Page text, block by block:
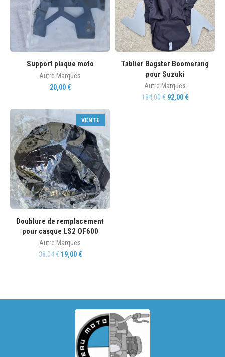
Support plaque moto
Autre Marques
20,00 €
Tablier Bagster Boomerang
pour Suzuki
Autre Marques
184,00€ 92,00 €
VENTE
Doublure de remplacement
pour casque LS2 OF600
Autre Marques
38,04€ 19,00 €